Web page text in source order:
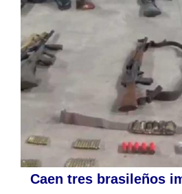
Caen tres brasileños